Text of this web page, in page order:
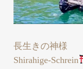
長生きの神様
Shirahige-Schrein